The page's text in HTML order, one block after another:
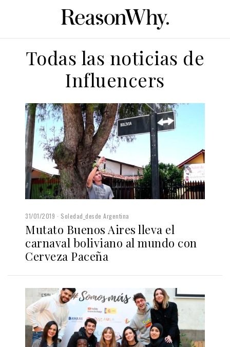
Todas las noticias de
Influencers
31/01/2019 Soledad_desde Argentina
Mutato Buenos Aires lleva el
carnaval boliviano al mundo con
Cerveza Paceña